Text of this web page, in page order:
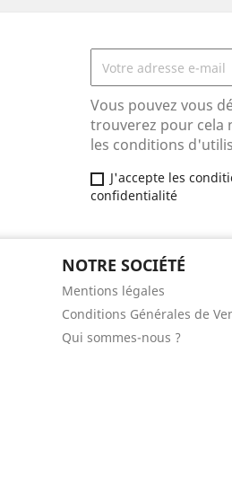
Vous pouvez vous
trouverez pour cela
les conditions
J'accepte les
confidentialité
NOTRE SOCIÉTÉ
Mentions légales
Conditions Générales de
Qui sommes-nous ?